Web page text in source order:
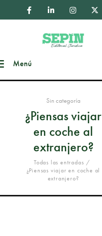
Menú
Sin categoría
¿Piensas viajar
en coche al
extranjero?
Todas las entradas
¿Piensas viajar en coche al
extranjero?